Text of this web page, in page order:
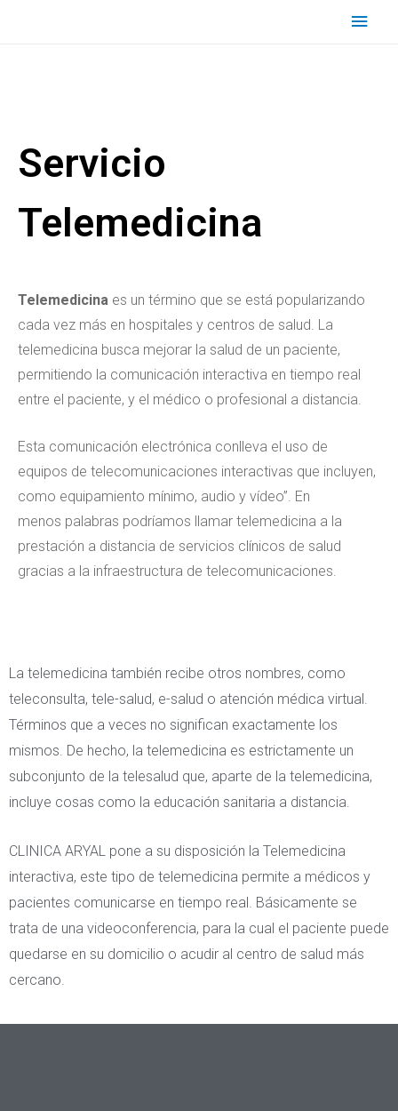
Servicio
Telemedicina
Telemedicina es un término que se está popularizando
cada vez más en hospitales y centros de salud. La
telemedicina busca mejorar la salud de un paciente,
permitiendo la comunicación interactiva en tiempo real
entre el paciente, y el médico o profesional a distancia.
Esta comunicación electrónica conlleva el uso de
equipos de telecomunicaciones interactivas que incluyen,
como equipamiento mínimo, audio y vídeo”. En
menos palabras podríamos llamar telemedicina a la
prestación a distancia de servicios clínicos de salud
gracias a la infraestructura de telecomunicaciones.
La telemedicina también recibe otros nombres, como
teleconsulta, tele-salud, e-salud o atención médica virtual.
Términos que a veces no significan exactamente los
mismos. De hecho, la telemedicina es estrictamente un
subconjunto de la telesalud que, aparte de la telemedicina,
incluye cosas como la educación sanitaria a distancia.
CLINICA ARYAL pone a su disposición la Telemedicina
interactiva, este tipo de telemedicina permite a médicos y
pacientes comunicarse en tiempo real. Básicamente se
trata de una videoconferencia, para la cual el paciente puede
quedarse en su domicilio o acudir al centro de salud más
cercano.